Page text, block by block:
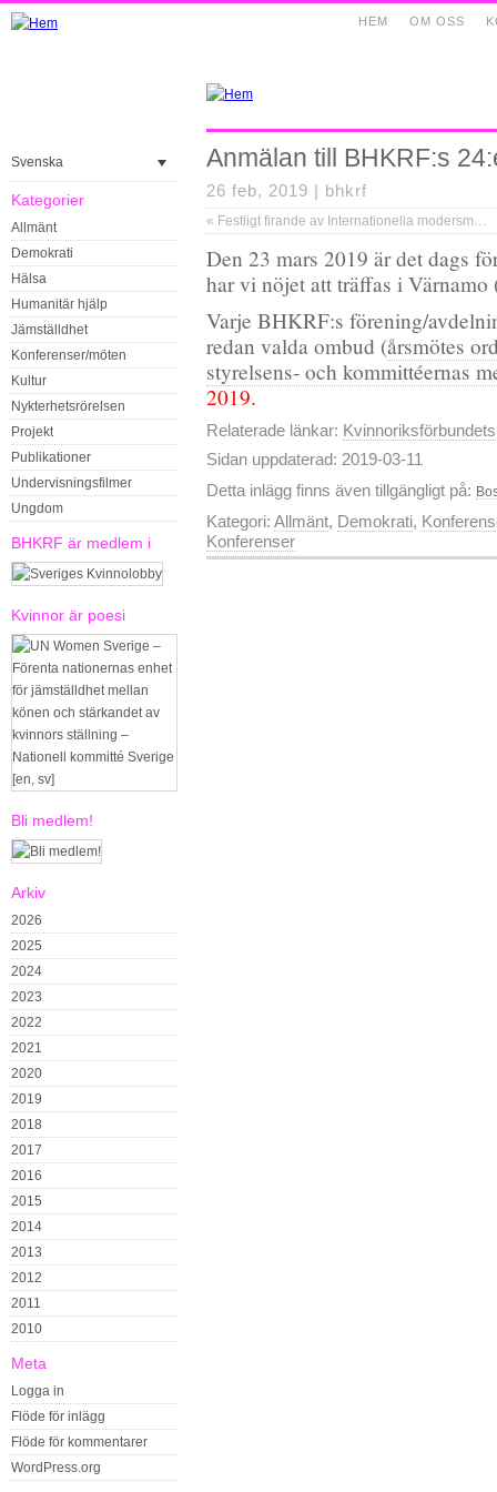
OM OSS
HEM
Svenska
Kategorier
Allmänt
Demokrati
Hälsa
Humanitär hjälp
Jämställdhet
Konferenser/möten
Kultur
Nykterhetsrörelsen
Projekt
Publikationer
Undervisningsfilmer
Ungdom
BHKRF är medlem i
Kvinnor är poesi
Bli medlem!
Arkiv
2026
2025
2024
2023
2022
2021
2020
2019
2018
2017
2016
2015
2014
2013
2012
2011
2010
Meta
Logga in
Flöde för inlägg
Flöde för kommentarer
WordPress.org
Anmälan till BHKRF:s
26 feb, 2019 | bhkrf
« Festligt firande av Internationella modersmålsdagen
Den 23 mars 2019 är det dags
har vi nöjet att träffas i
Varje BHKRF:s förening/
redan valda ombud (årsmötes
styrelsens- och kommittéernas
2019.
Relaterade länkar:
Sidan uppdaterad: 2019-03-11
Detta inlägg finns även tillgängligt på:
Kategori: Allmänt, Demokrati,
Konferenser